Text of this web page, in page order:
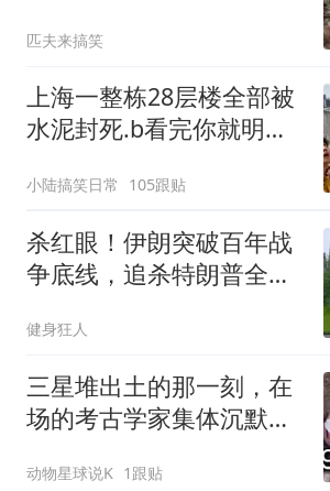
1
匹夫来搞笑
上海一整栋28层楼全部被
水泥封死.b看完你就明白
小陆搞笑日常 105跟贴
杀红眼！伊朗突破百年战
争底线，追杀特朗普全
健身狂人
三星堆出土的那一刻，在
场的考古学家集体沉默
动物星球说K 1跟贴